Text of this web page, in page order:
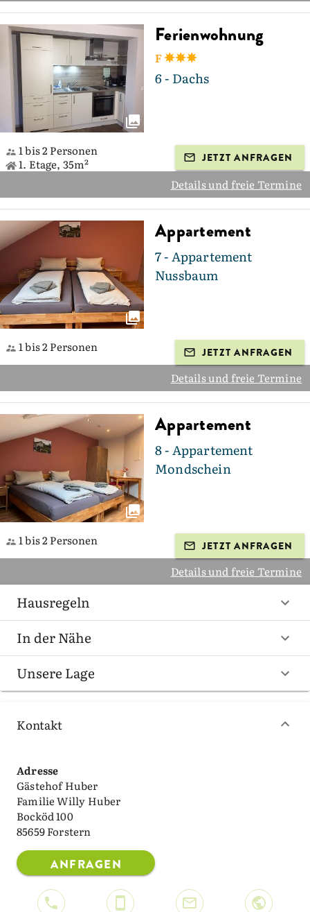
Ferienwohnung
F
6 - Dachs
1 bis 2 Personen
1. Etage, 35m²
JETZT ANFRAGEN
Details und freie Termine
Appartement
7 - Appartement
Nussbaum
1 bis 2 Personen JETZT ANFRAGEN
Details und freie Termine
Appartement
8 - Appartement
Mondschein
1 bis 2 Personen JETZT ANFRAGEN
Details und freie Termine
Hausregeln
In der Nähe
Unsere Lage
Kontakt
Adresse
Gästehof Huber
Familie Willy Huber
Bocköd 100
85659 Forstern
ANFRAGEN